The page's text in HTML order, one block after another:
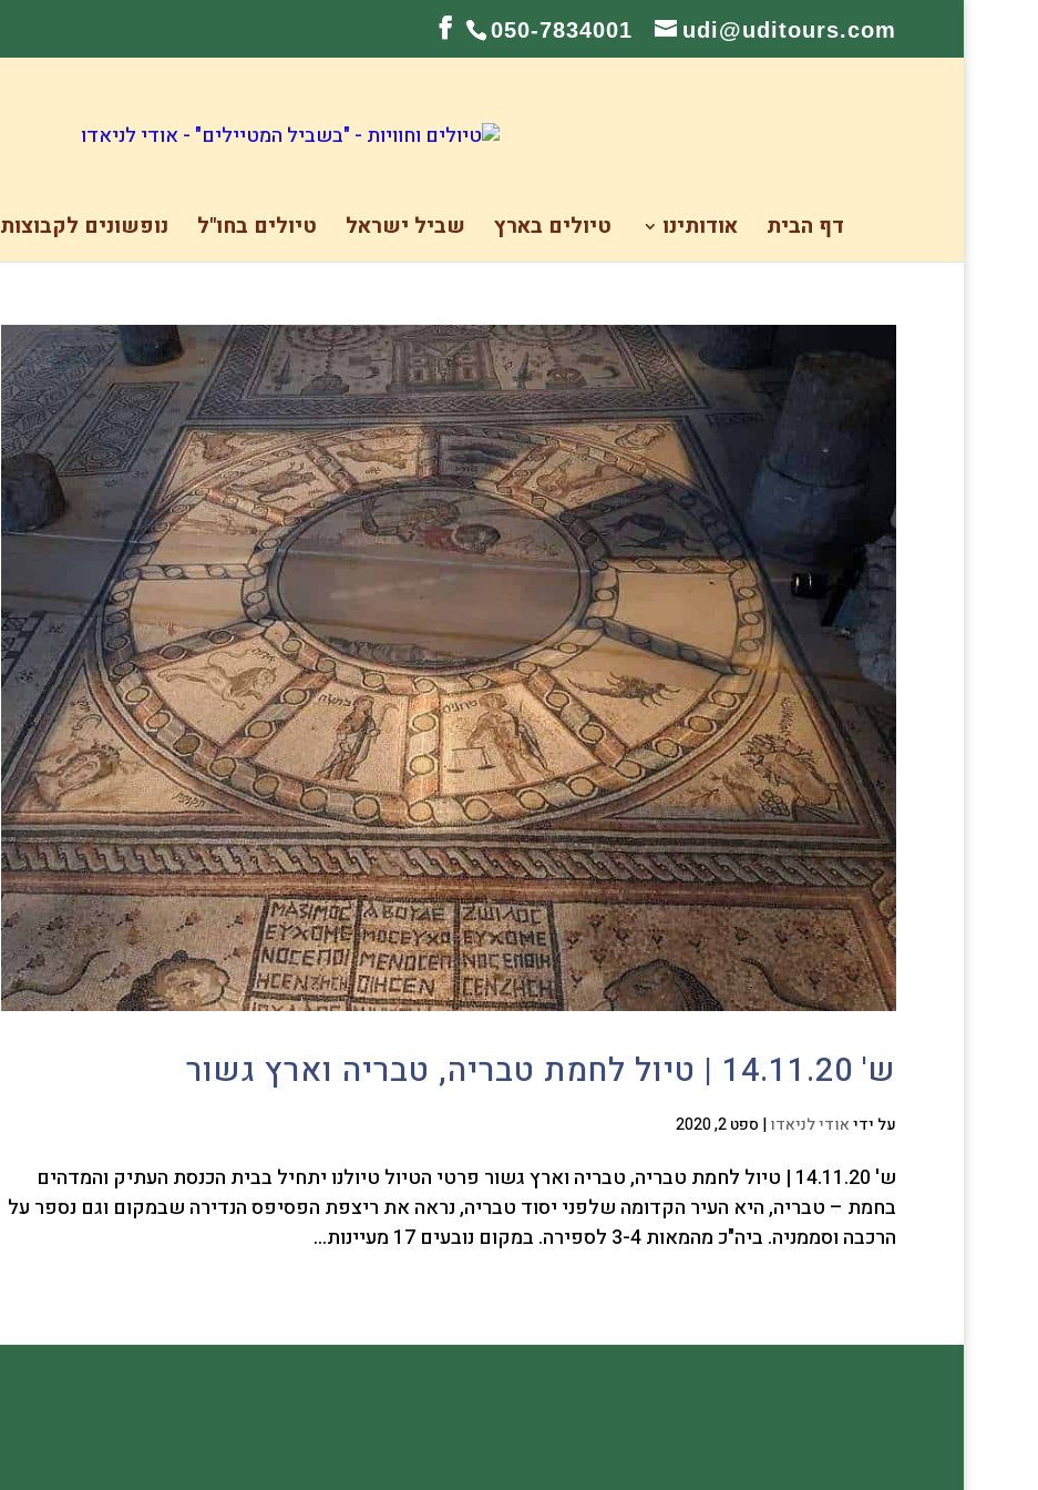
050-7834001 udi@uditours.com
דף הבית אודותינו טיולים בארץ שביל ישראל טיולים בחו"ל נופשונים לקבוצות
ש' 14.11.20 | טיול לחמת טבריה, טבריה וארץ גשור
על ידיאודי לניאדו| ספט 2, 2020
ש' 14.11.20 | טיול לחמת טבריה, טבריה וארץ גשור פרטי הטיול טיולנו יתחיל בבית הכנסת העתיק והמדהים
בחמת – טבריה, היא העיר הקדומה שלפני יסוד טבריה, נראה את ריצפת הפסיפס הנדירה שבמקום וגם נספר על
הרכבה וסממניה. ביה"כ מהמאות 3-4 לספירה. במקום נובעים 17 מעיינות...